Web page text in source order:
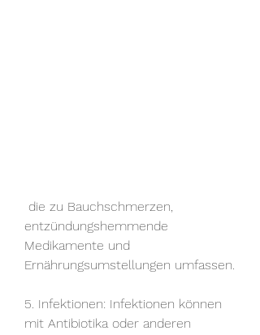
entzündungshemmende
Medikamente und
Ernährungsumstellungen umfassen.
5. Infektionen: Infektionen können
mit Antibiotika oder anderen